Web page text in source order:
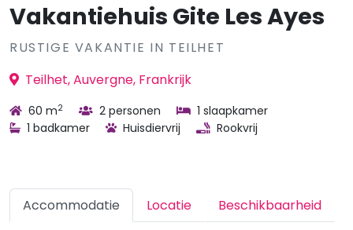
Vakantiehuis Gite Les Ayes
RUSTIGE VAKANTIE IN TEILHET
Teilhet, Auvergne, Frankrijk
60 m2 2 personen
1 slaapkamer
1 badkamer
Huisdiervrij Rookvrij
Accommodatie Locatie Beschikbaarheid